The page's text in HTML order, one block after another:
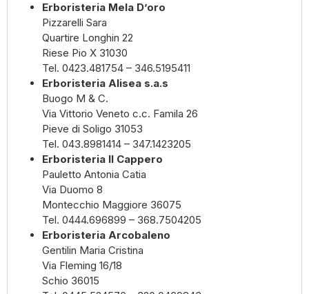
Erboristeria Mela D’oro
Pizzarelli Sara
Quartire Longhin 22
Riese Pio X 31030
Tel. 0423.481754 – 346.5195411
Erboristeria Alisea s.a.s
Buogo M & C.
Via Vittorio Veneto c.c. Famila 26
Pieve di Soligo 31053
Tel. 043.8981414 – 347.1423205
Erboristeria Il Cappero
Pauletto Antonia Catia
Via Duomo 8
Montecchio Maggiore 36075
Tel. 0444.696899 – 368.7504205
Erboristeria Arcobaleno
Gentilin Maria Cristina
Via Fleming 16/18
Schio 36015